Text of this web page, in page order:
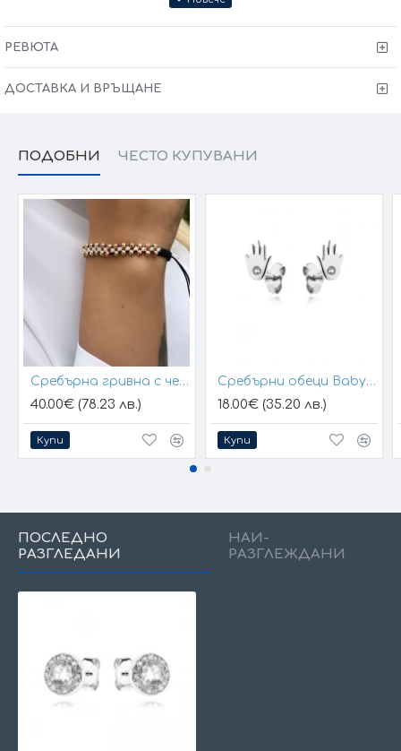
РЕВЮТА
ДОСТАВКА И ВРЪЩАНЕ
ПОДОБНИ ЧЕСТО КУПУВАНИ
Сребърна гривна с черен конец и позлатени топчета
40.00€ (78.23 лв.)
Купи
Сребърни обеци Baby Hands
18.00€ (35.20 лв.)
Купи
ПОСЛЕДНО
РАЗГЛЕДАНИ
НАЙ-
РАЗГЛЕЖДАНИ